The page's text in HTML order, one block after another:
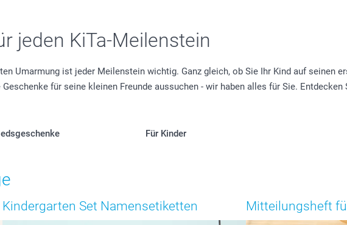
jeden KiTa-Meilenstein
Umarmung ist jeder Meilenstein wichtig. Ganz gleich, ob Sie Ihr Kind auf seinen
für seine kleinen Freunde aussuchen - wir haben alles für Sie.
Für Kinder
Kindergarten Set Namensetiketten Mitteilungsheft